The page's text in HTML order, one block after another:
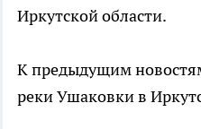
Иркутской области.
К предыдущим
реки Ушаковки в